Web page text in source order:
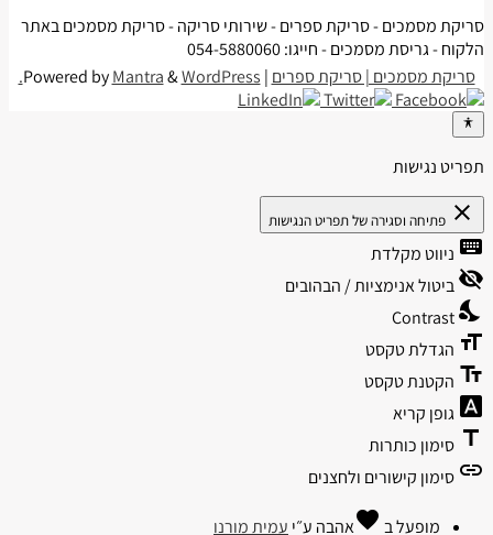
סריקת מסמכים - סריקת ספרים - שירותי סריקה - סריקת מסמכים באתר
הלקוח - גריסת מסמכים - חייגו: 054-5880060
סריקת מסמכים | סריקת ספרים | Powered by
Mantra&WordPress.
תפריט נגישות
close פתיחה וסגירה של תפריט הנגישות
keyboard ניווט מקלדת
visibility_offביטול אנימציות / הבהובים
nights_stay
Contrast
format_size הגדלת טקסט
text_fields הקטנת טקסט
font_download גופן קריא
title סימון כותרות
link סימון קישורים ולחצנים
מופעל ב favoriteאהבה ע״י עמית מורנו